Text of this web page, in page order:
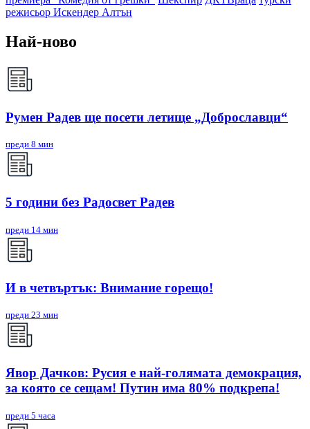
режисьор Искендер Алтън
Най-ново
Румен Радев ще посети летище „Доброславци“
преди 8 мин
5 години без Радосвет Радев
преди 14 мин
И в четвъртък: Внимание горещо!
преди 23 мин
Явор Дачков: Русия е най-голямата демокрация,
за която се сещам! Путин има 80% подкрепа!
преди 5 часа